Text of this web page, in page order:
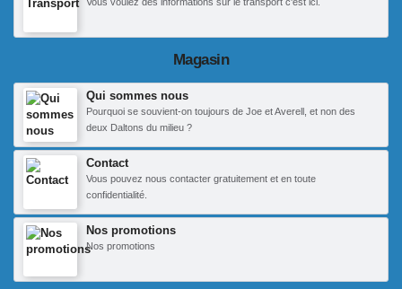
Magasin
Qui sommes nous
Pourquoi se souvient-on toujours de Joe et Averell, et non des
deux Daltons du milieu ?
Contact
Vous pouvez nous contacter gratuitement et en toute
confidentialité.
Nos promotions
Nos promotions